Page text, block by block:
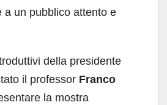
a un pubblico attento e
della presidente
il professor Franco
la mostra